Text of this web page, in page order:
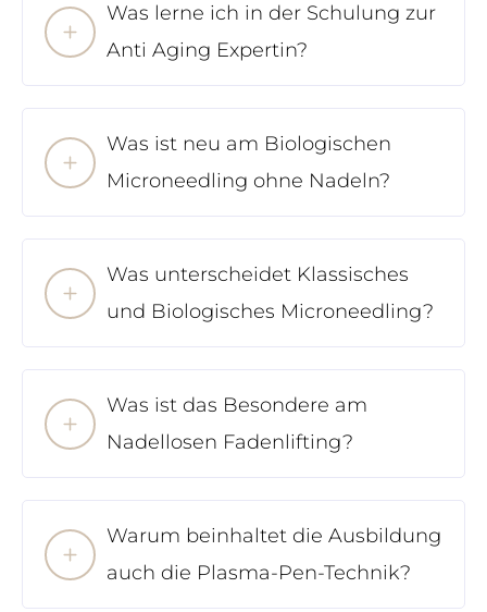
Was lerne ich in der Schulung zur
Anti Aging Expertin?
Was ist neu am Biologischen
Microneedling ohne Nadeln?
Was unterscheidet Klassisches
und Biologisches Microneedling?
Was ist das Besondere am
Nadellosen Fadenlifting?
Warum beinhaltet die Ausbildung
auch die Plasma-Pen-Technik?